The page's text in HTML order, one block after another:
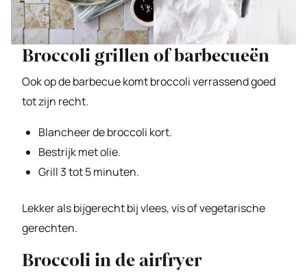
Broccoli grillen of barbecueën
Ook op de barbecue komt broccoli verrassend goed
tot zijn recht.
Blancheer de broccoli kort.
Bestrijk met olie.
Grill 3 tot 5 minuten.
Lekker als bijgerecht bij vlees, vis of vegetarische
gerechten.
Broccoli in de airfryer